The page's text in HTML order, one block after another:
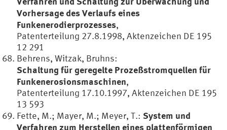
Vorhersage des Verlaufs eines
Funkenerodierprozesses,
Patenterteilung 27.8.1998, Aktenzeichen DE 195
12 291
Behrens, Witzak, Bruhns:
Schaltung für geregelte Prozeßstromquellen für
Funkenerosionsmaschinen,
Patenterteilung 17.10.1997, Aktenzeichen DE 195
13 593
Fette, M.; Mayer, M.; Meyer, T.: System und
Verfahren zum Herstellen eines plattenförmigen